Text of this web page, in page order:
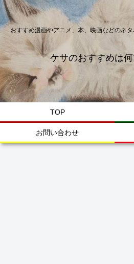
おすすめ漫画やアニメ、本、映画などのネ
ケサのおすすめは
TOP
お問い合わせ